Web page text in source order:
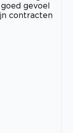
gevoel
contracten